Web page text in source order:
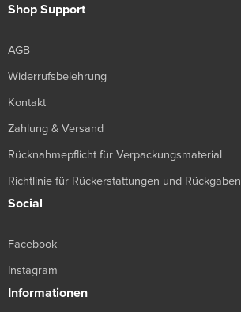
Shop Support
AGB
Widerrufsbelehrung
Kontakt
Zahlung & Versand
Rücknahmepflicht für Verpackungsmaterial
Richtlinie für Rückerstattungen und Rückgaben
Social
Facebook
Instagram
Informationen